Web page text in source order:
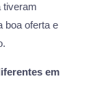
tiveram
boa oferta e
em